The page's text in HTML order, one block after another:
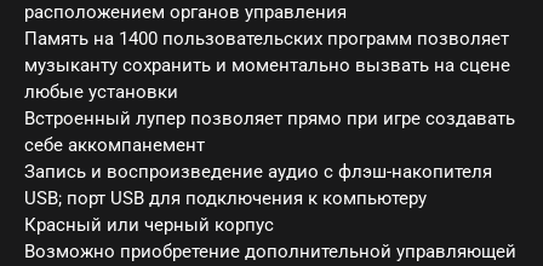
расположением органов управления
Память на 1400 пользовательских программ позволяет
музыканту сохранить и моментально вызвать на сцене
любые установки
Встроенный лупер позволяет прямо при игре создавать
себе аккомпанемент
Запись и воспроизведение аудио с флэш-накопителя
USB; порт USB для подключения к компьютеру
Красный или черный корпус
Возможно приобретение дополнительной управляющей